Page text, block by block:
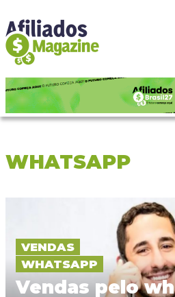
WHATSAPP
VENDAS
WHATSAPP
Vendas pelo